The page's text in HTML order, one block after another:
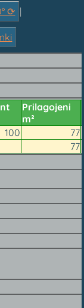
⟳ |
Prilagojeni
m²
100
77
77